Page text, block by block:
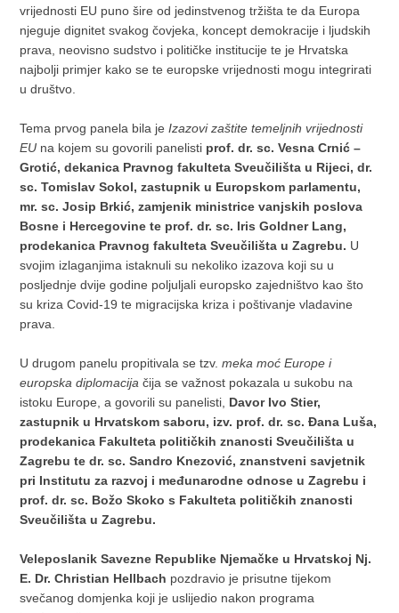
vrijednosti EU puno šire od jedinstvenog tržišta te da Europa
njeguje dignitet svakog čovjeka, koncept demokracije i ljudskih
prava, neovisno sudstvo i političke institucije te je Hrvatska
najbolji primjer kako se te europske vrijednosti mogu integrirati
u društvo.
Tema prvog panela bila jeIzazovi zaštite temeljnih vrijednosti
EU na kojem su govorili panelisti prof. dr. sc. Vesna Crnić –
Grotić, dekanica Pravnog fakulteta Sveučilišta u Rijeci, dr.
sc. Tomislav Sokol, zastupnik u Europskom parlamentu,
mr. sc. Josip Brkić, zamjenik ministrice vanjskih poslova
Bosne i Hercegovine te prof. dr. sc. Iris Goldner Lang,
prodekanica Pravnog fakulteta Sveučilišta u Zagrebu. U
svojim izlaganjima istaknuli su nekoliko izazova koji su u
posljednje dvije godine poljuljali europsko zajedništvo kao što
su kriza Covid-19 te migracijska kriza i poštivanje vladavine
prava.
U drugom panelu propitivala se tzv.meka moć Europe i
europska diplomacija čija se važnost pokazala u sukobu na
istoku Europe, a govorili su panelisti, Davor Ivo Stier,
zastupnik u Hrvatskom saboru, izv. prof. dr. sc. Đana Luša,
prodekanica Fakulteta političkih znanosti Sveučilišta u
Zagrebu te dr. sc. Sandro Knezović, znanstveni savjetnik
pri Institutu za razvoj i međunarodne odnose u Zagrebu i
prof. dr. sc. Božo Skoko s Fakulteta političkih znanosti
Sveučilišta u Zagrebu.
Veleposlanik Savezne Republike Njemačke u Hrvatskoj Nj.
E. Dr. Christian Hellbach pozdravio je prisutne tijekom
svečanog domjenka koji je uslijedio nakon programa